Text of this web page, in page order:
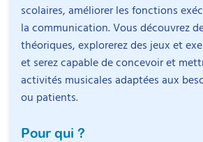
scolaires, améliorer les fonctions
la communication. Vous découvrez
théoriques, explorerez des jeux et
et serez capable de concevoir et
activités musicales adaptées aux
ou patients.
Pour qui ?